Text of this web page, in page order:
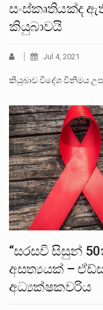
සංස්කෘතියක්ද
කියුබාවයි
Jul 4, 2021
කියුබාව විදේශ විනිමය
“සරසවි සිසුන්
අසත්‍යයක් –
අධ්‍යක්ෂකවරිය